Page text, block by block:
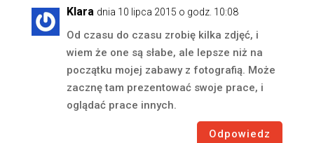
Klara dnia 10 lipca 2015 o godz. 10:08
Od czasu do czasu zrobię kilka zdjęć, i
wiem że one są słabe, ale lepsze niż na
początku mojej zabawy z fotografią. Może
zacznę tam prezentować swoje prace, i
oglądać prace innych.
Odpowiedz